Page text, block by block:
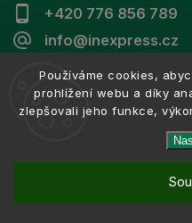
Používáme cookies,
prohlížení webu a díky
zlepšovali jeho funkce,
+420 776 856 789
info@inexpress.cz
Copyright 2026
Vytvořil